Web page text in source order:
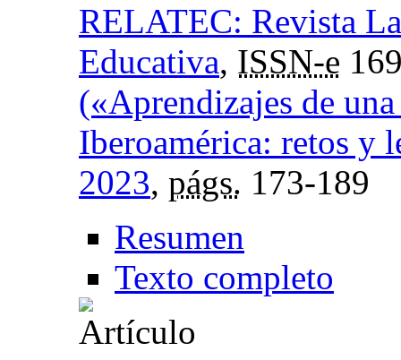
RELATEC: Revista
Educativa, ISSN-e
(«Aprendizajes de
Iberoamérica: retos y
2023, págs. 173-189
Resumen
Texto completo